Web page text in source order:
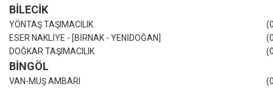
BİLECİK
YÖNTAŞ TAŞIMACILIK
ESER NAKLİYE - [BİRNAK - YENİDOĞAN]
DOĞKAR TAŞIMACILIK
BİNGÖL
VAN-MUŞ AMBARI